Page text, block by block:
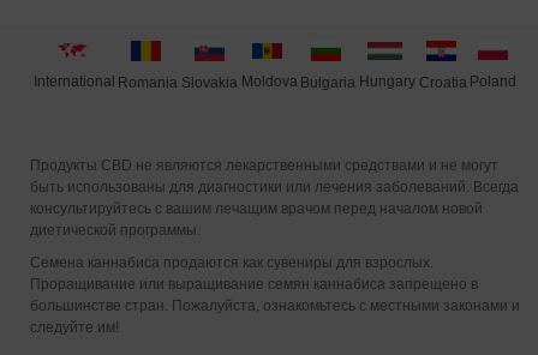
International Romania Slovakia Moldova Bulgaria Hungary Croatia Poland
Продукты CBD не являются лекарственными средствами и не могут
быть использованы для диагностики или лечения заболеваний. Всегда
консультируйтесь с вашим лечащим врачом перед началом новой
диетической программы.
Семена каннабиса продаются как сувениры для взрослых.
Проращивание или выращивание семян каннабиса запрещено в
большинстве стран. Пожалуйста, ознакомьтесь с местными законами и
следуйте им!